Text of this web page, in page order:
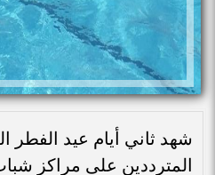
شهد ثاني أيام عيد الفطر
المترددين على مراكز